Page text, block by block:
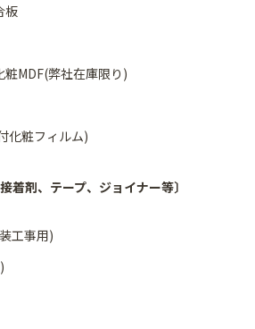
板
MDF(弊社在庫限り)
化粧フィルム)
着剤、テープ、ジョイナー等〕
工事用)